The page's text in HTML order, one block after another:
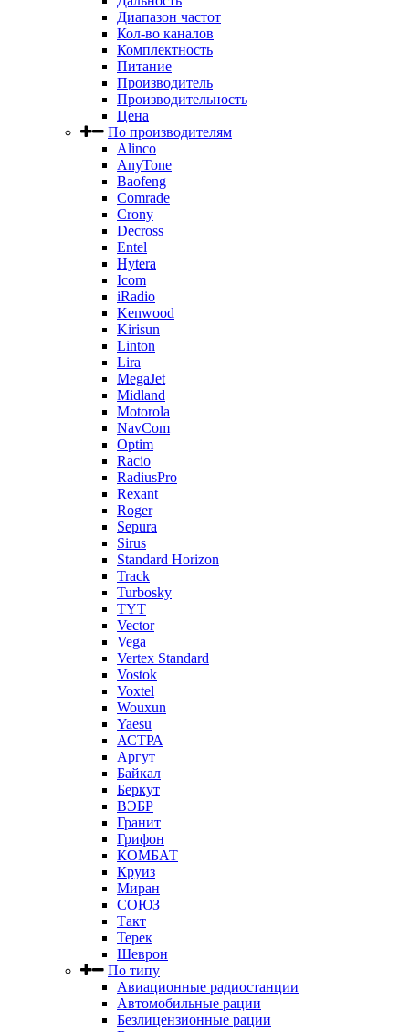
Диапазон частот
Кол-во каналов
Комплектность
Питание
Производитель
Производительность
Цена
По производителям
Alinco
AnyTone
Baofeng
Comrade
Crony
Decross
Entel
Hytera
Icom
iRadio
Kenwood
Kirisun
Linton
Lira
MegaJet
Midland
Motorola
NavCom
Optim
Racio
RadiusPro
Rexant
Roger
Sepura
Sirus
Standard Horizon
Track
Turbosky
TYT
Vector
Vega
Vertex Standard
Vostok
Voxtel
Wouxun
Yaesu
АСТРА
Аргут
Байкал
Беркут
ВЭБР
Гранит
Грифон
КОМБАТ
Круиз
Миран
СОЮЗ
Такт
Терек
Шеврон
По типу
Авиационные радиостанции
Автомобильные рации
Безлицензионные рации